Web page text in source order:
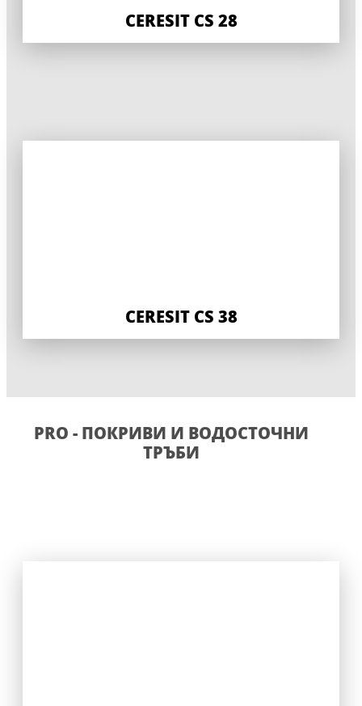
CERESIT CS 28
CERESIT CS 38
PRO - ПОКРИВИ И ВОДОСТОЧНИ
ТРЪБИ